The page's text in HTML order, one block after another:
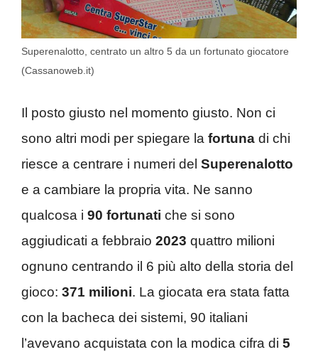
Superenalotto, centrato un altro 5 da un fortunato giocatore
(Cassanoweb.it)
Il posto giusto nel momento giusto. Non ci
sono altri modi per spiegare la fortuna di chi
riesce a centrare i numeri del Superenalotto
e a cambiare la propria vita. Ne sanno
qualcosa i 90 fortunati che si sono
aggiudicati a febbraio 2023 quattro milioni
ognuno centrando il 6 più alto della storia del
gioco: 371 milioni. La giocata era stata fatta
con la bacheca dei sistemi, 90 italiani
l’avevano acquistata con la modica cifra di 5